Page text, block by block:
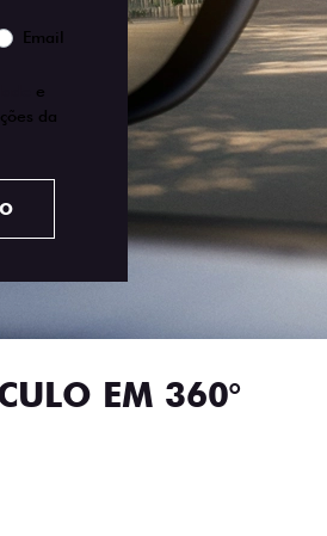
Email
e
da
EM 360°